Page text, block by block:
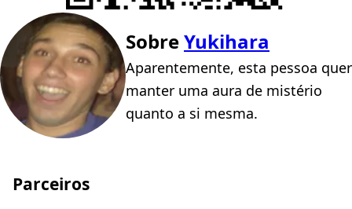
SobreYukihara
Aparentemente, esta pessoa quer
manter uma aura de mistério
quanto a si mesma.
Parceiros